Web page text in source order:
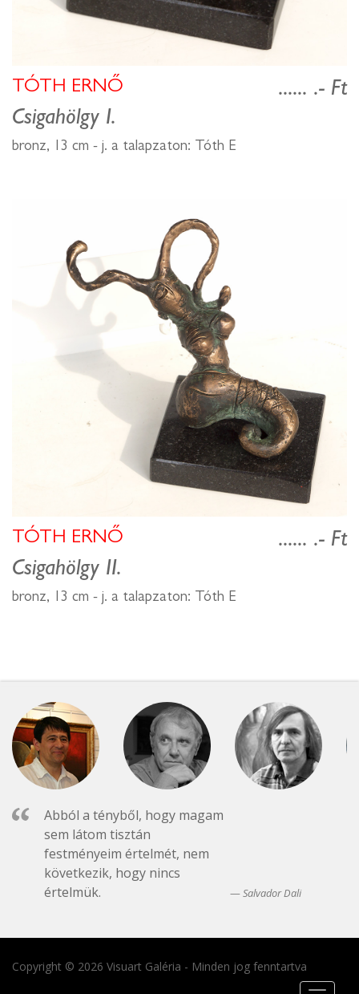
TÓTH ERNŐ
Csigahölgy I.
bronz, 13 cm - j. a talapzaton: Tóth E
...... .- Ft
TÓTH ERNŐ
Csigahölgy II.
bronz, 13 cm - j. a talapzaton: Tóth E
...... .- Ft
Abból a tényből, hogy magam
sem látom tisztán
festményeim értelmét, nem
következik, hogy nincs
értelmük.
Salvador Dali
Copyright © 2026 Visuart Galéria - Minden jog fenntartva